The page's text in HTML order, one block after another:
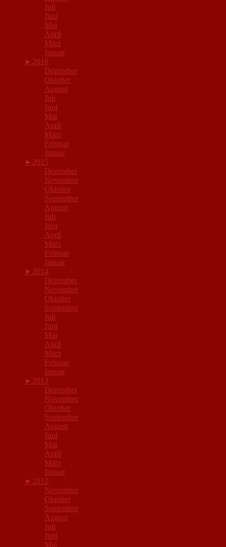
Juli
Juni
Mai
April
März
Januar
► 2016
Dezember
Oktober
August
Juli
Juni
Mai
April
März
Februar
Januar
► 2015
Dezember
November
Oktober
September
August
Juli
Juni
April
März
Februar
Januar
► 2014
Dezember
November
Oktober
September
Juli
Juni
Mai
April
März
Februar
Januar
► 2013
Dezember
November
Oktober
September
August
Juni
Mai
April
März
Januar
► 2012
November
Oktober
September
August
Juli
Juni
Mai